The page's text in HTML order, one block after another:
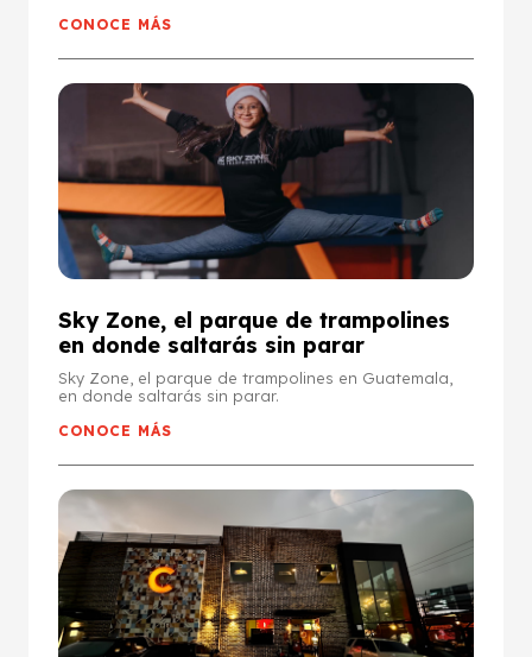
CONOCE MÁS
Sky Zone, el parque de trampolines
en donde saltarás sin parar
Sky Zone, el parque de trampolines en Guatemala,
en donde saltarás sin parar.
CONOCE MÁS